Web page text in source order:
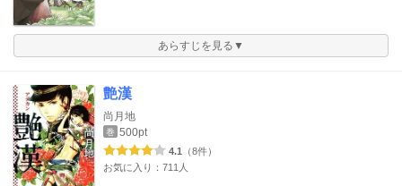
あらすじを見る▼
艶漢
尚月地
巻 500pt
4.1 （8件）
お気に入り：711人